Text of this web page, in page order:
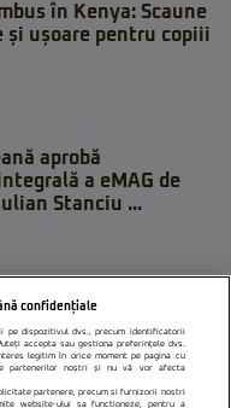
în Kenya: Scaune
ușoare pentru copiii
aprobă
a eMAG de
Stanciu ...
confidențiale
pe dispozitivul dvs., precum identificatorii
accepta sau gestiona preferințele dvs.
legitim în orice moment pe pagina cu
partenerilor noștri și nu vă vor afecta
partenere, precum si furnizorii nostri
website-ului sa functioneze, pentru a